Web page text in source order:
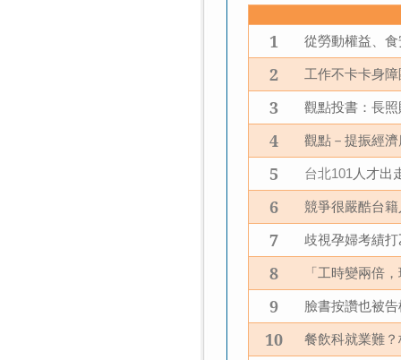
1 從勞動權益、
2 工作不卡卡身
3 觀點投書：長
4 觀點－提振經
5 台北101 人才出
6 競爭很嚴酷台
7 歧視孕婦考績
8 「工時變兩倍
9 臉書按讚也被
10 餐飲科就業難